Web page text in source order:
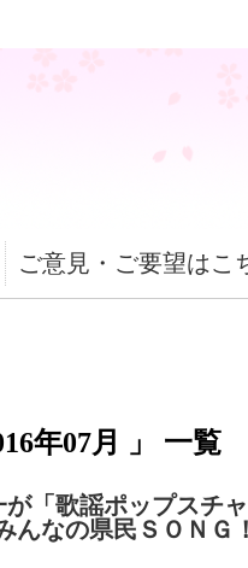
ご意見・ご要望はこ
年07月 」 一覧
が「歌謡ポップスチ
んなの県民ＳＯＮＧ